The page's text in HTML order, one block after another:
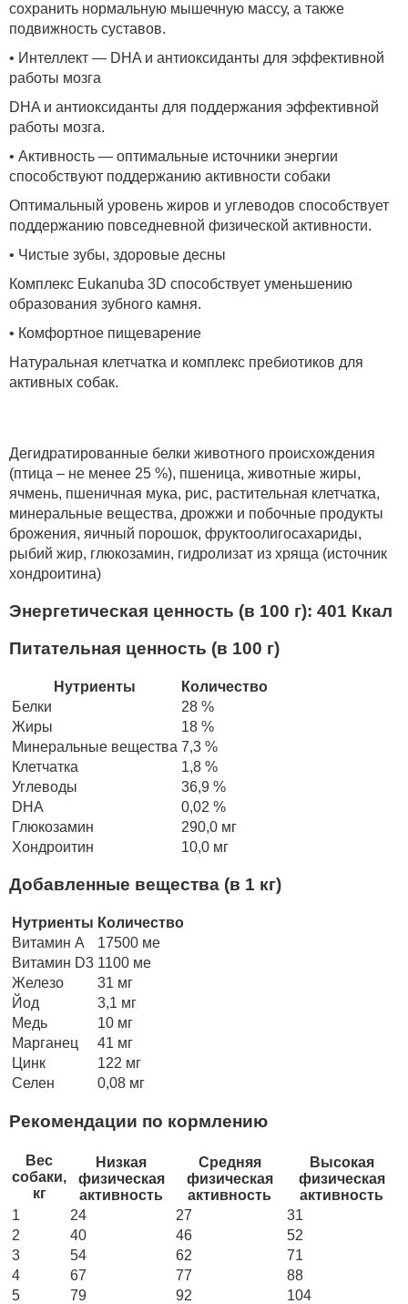
сохранить нормальную мышечную массу, а также
подвижность суставов.
• Интеллект — DHA и антиоксиданты для эффективной
работы мозга
DHA и антиоксиданты для поддержания эффективной
работы мозга.
• Активность — оптимальные источники энергии
способствуют поддержанию активности собаки
Оптимальный уровень жиров и углеводов способствует
поддержанию повседневной физической активности.
• Чистые зубы, здоровые десны
Комплекс Eukanuba 3D способствует уменьшению
образования зубного камня.
• Комфортное пищеварение
Натуральная клетчатка и комплекс пребиотиков для
активных собак.
Дегидратированные белки животного происхождения
(птица – не менее 25 %), пшеница, животные жиры,
ячмень, пшеничная мука, рис, растительная клетчатка,
минеральные вещества, дрожжи и побочные продукты
брожения, яичный порошок, фруктоолигосахариды,
рыбий жир, глюкозамин, гидролизат из хряща (источник
хондроитина)
Энергетическая ценность (в 100 г): 401 Ккал
Питательная ценность (в 100 г)
Нутриенты
Количество
Белки
28 %
Жиры
18 %
Минеральные вещества 7,3 %
Клетчатка
1,8 %
Углеводы
36,9 %
DHA
0,02 %
Глюкозамин
290,0 мг
Хондроитин
10,0 мг
Добавленные вещества (в 1 кг)
Нутриенты Количество
Витамин А
17500 ме
Витамин D3 1100 ме
Железо
31 мг
Йод
3,1 мг
Медь
10 мг
Марганец
41 мг
Цинк
122 мг
Селен
0,08 мг
Рекомендации по кормлению
Вес
собаки,
кг
Низкая
физическая
активность
Средняя
физическая
активность
Высокая
физическая
активность
1
24 27
31
2
40 46
52
3
54 62
71
4
67 77
88
5
79 92 104